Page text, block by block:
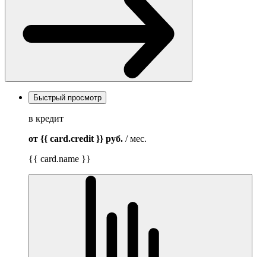
Быстрый просмотр
в кредит
от {{ card.credit }} руб. / мес.
{{ card.name }}